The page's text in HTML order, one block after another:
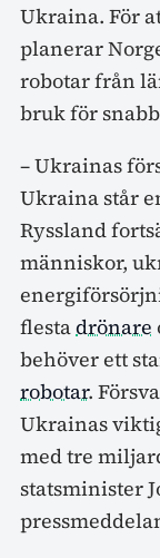
Ukraina. För
planerar
robotar från
bruk för
– Ukrainas
Ukraina står
Ryssland
människor,
flestadrönare
behöver ett
robotar.
Ukrainas
med tre
statsminister